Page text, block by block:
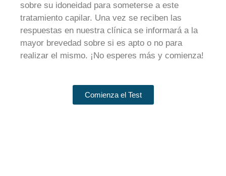
sobre su idoneidad para someterse a este
tratamiento capilar. Una vez se reciben las
respuestas en nuestra clínica se informará a la
mayor brevedad sobre si es apto o no para
realizar el mismo. ¡No esperes más y comienza!
Comienza el Test